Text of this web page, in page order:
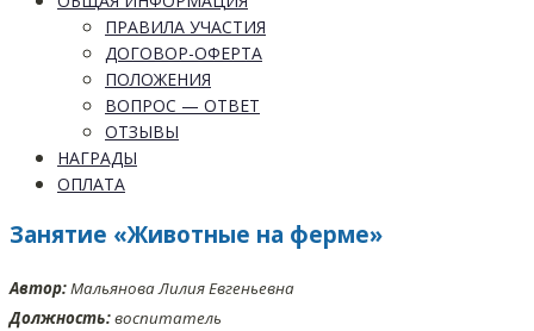
ПРАВИЛА УЧАСТИЯ
ДОГОВОР-ОФЕРТА
ПОЛОЖЕНИЯ
ВОПРОС — ОТВЕТ
ОТЗЫВЫ
НАГРАДЫ
ОПЛАТА
Занятие «Животные на ферме»
Автор:Мальянова Лилия Евгеньевна
Должность:воспитатель